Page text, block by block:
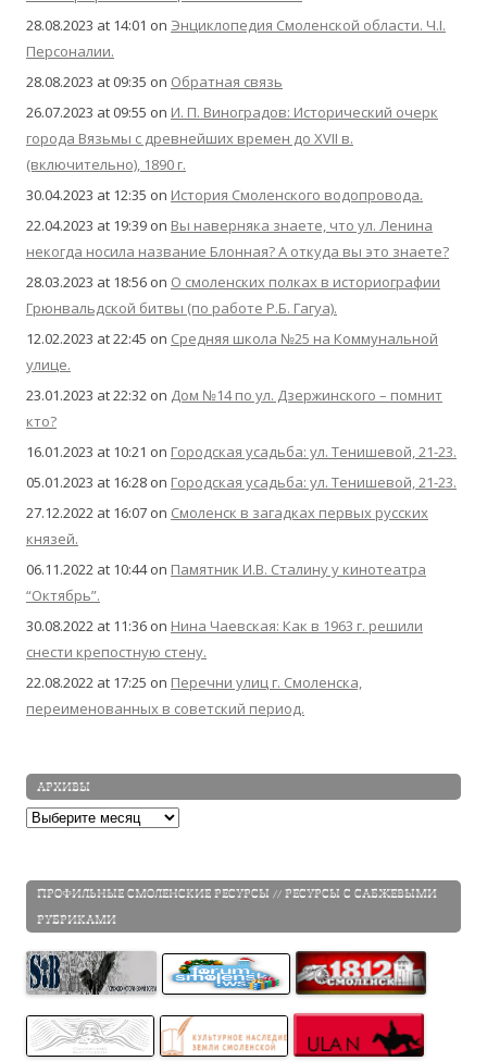
28.08.2023 at 14:01 on Энциклопедия Смоленской области. Ч.I.
Персоналии.
28.08.2023 at 09:35 on Обратная связь
26.07.2023 at 09:55 on И. П. Виноградов: Исторический очерк
города Вязьмы с древнейших времен до XVII в.
(включительно), 1890 г.
30.04.2023 at 12:35 on История Смоленского водопровода.
22.04.2023 at 19:39 on Вы наверняка знаете, что ул. Ленина
некогда носила название Блонная? А откуда вы это знаете?
28.03.2023 at 18:56 on О смоленских полках в историографии
Грюнвальдской битвы (по работе Р.Б. Гагуа).
12.02.2023 at 22:45 on Средняя школа №25 на Коммунальной
улице.
23.01.2023 at 22:32 on Дом №14 по ул. Дзержинского – помнит
кто?
16.01.2023 at 10:21 on Городская усадьба: ул. Тенишевой, 21-23.
05.01.2023 at 16:28 on Городская усадьба: ул. Тенишевой, 21-23.
27.12.2022 at 16:07 on Смоленск в загадках первых русских
князей.
06.11.2022 at 10:44on Памятник И.В. Сталину у кинотеатра
“Октябрь”.
30.08.2022 at 11:36 on Нина Чаевская: Как в 1963 г. решили
снести крепостную стену.
22.08.2022 at 17:25 on Перечни улиц г. Смоленска,
переименованных в советский период.
АРХИВЫ
Архивы
ПРОФИЛЬНЫЕ СМОЛЕНСКИЕ РЕСУРСЫ // РЕСУРСЫ С САБЖЕВЫМИ
РУБРИКАМИ